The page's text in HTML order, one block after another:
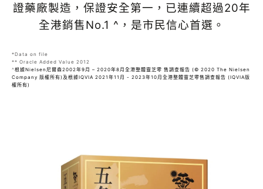
證藥廠製造，保證安全第一， 已連續超過20年
全港銷售No.1 ^ ，是市民信心首選。
*Data on file
** Oracle Added Value 2012
^根據Nielsen尼爾森2002年9月 – 2020年8月全港整體靈芝零 售調查報告 (© 2020 The Nielsen
Company 版權所有)及根據IQVIA 2021年11月 - 2023年10月全港整體靈芝零售調查報告 (IQVIA版
權所有)